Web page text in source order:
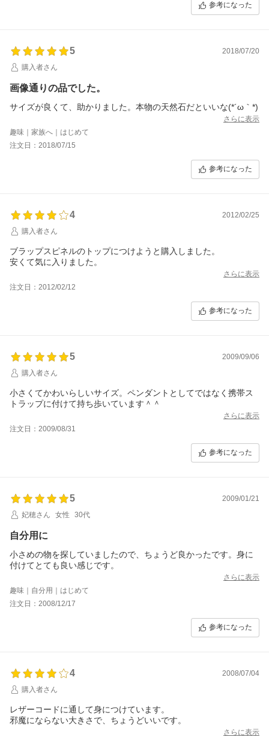
参考になった
5
2018/07/20
購入者さん
画像通りの品でした。
サイズが良くて、助かりました。本物の天然石だといいな(*´ω｀*)
さらに表示
趣味｜家族へ｜はじめて
注文日：2018/07/15
参考になった
4
2012/02/25
購入者さん
ブラップスピネルのトップにつけようと購入しました。
安くて気に入りました。
さらに表示
注文日：2012/02/12
参考になった
5
2009/09/06
購入者さん
小さくてかわいらしいサイズ。ペンダントとしてではなく携帯ス
トラップに付けて持ち歩いています＾＾
さらに表示
注文日：2009/08/31
参考になった
5
2009/01/21
妃穂さん
女性 30代
自分用に
小さめの物を探していましたので、ちょうど良かったです。身に
付けてとても良い感じです。
さらに表示
趣味｜自分用｜はじめて
注文日：2008/12/17
参考になった
4
2008/07/04
購入者さん
レザーコードに通して身につけています。
邪魔にならない大きさで、ちょうどいいです。
さらに表示